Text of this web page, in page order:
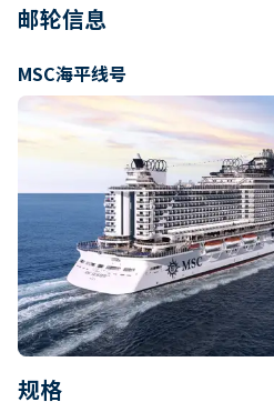
邮轮信息
MSC海平线号
规格